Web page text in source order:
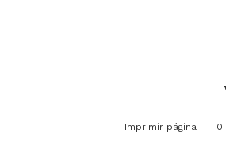
Imprimir página 0